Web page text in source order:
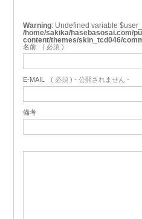
Warning : Undefined variable
/home/sakika/hasebasosai.com/
content/themes/skin_tcd046/
名前 ( 必須 )
E-MAIL ( 必須 ) - 公開されません -
備考